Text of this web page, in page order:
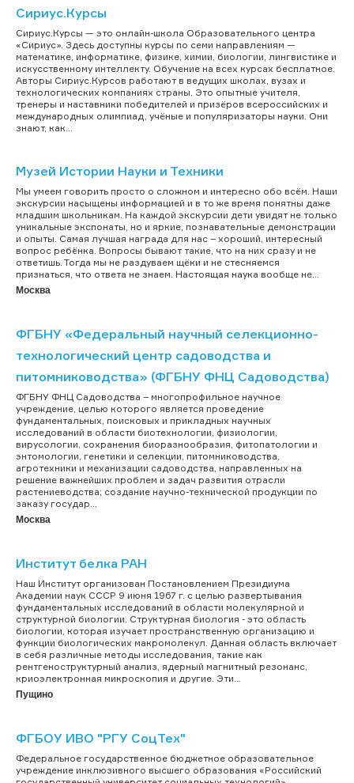
Сириус.Курсы
Сириус.Курсы — это онлайн-школа Образовательного центра
«Сириус». Здесь доступны курсы по семи направлениям —
математике, информатике, физике, химии, биологии, лингвистике и
искусственному интеллекту. Обучение на всех курсах бесплатное.
Авторы Сириус.Курсов работают в ведущих школах, вузах и
технологических компаниях страны. Это опытные учителя,
тренеры и наставники победителей и призёров всероссийских и
международных олимпиад, учёные и популяризаторы науки. Они
знают, как...
Музей Истории Науки и Техники
Мы умеем говорить просто о сложном и интересно обо всём. Наши
экскурсии насыщены информацией и в то же время понятны даже
младшим школьникам. На каждой экскурсии дети увидят не только
уникальные экспонаты, но и яркие, познавательные демонстрации
и опыты. Самая лучшая награда для нас – хороший, интересный
вопрос ребёнка. Вопросы бывают такие, что на них сразу и не
ответишь. Тогда мы не раздуваем щёки и не стесняемся
признаться, что ответа не знаем. Настоящая наука вообще не...
Москва
ФГБНУ «Федеральный научный селекционно-
технологический центр садоводства и
питомниководства» (ФГБНУ ФНЦ Садоводства)
ФГБНУ ФНЦ Садоводства – многопрофильное научное
учреждение, целью которого является проведение
фундаментальных, поисковых и прикладных научных
исследований в области биотехнологии, физиологии,
вирусологии, сохранения биоразнообразия, фитопатологии и
энтомологии, генетики и селекции, питомниководства,
агротехники и механизации садоводства, направленных на
решение важнейших проблем и задач развития отрасли
растениеводства; создание научно-технической продукции по
заказу государ...
Москва
Институт белка РАН
Наш Институт организован Постановлением Президиума
Академии наук СССР 9 июня 1967 г. с целью развертывания
фундаментальных исследований в области молекулярной и
структурной биологии. Структурная биология - это область
биологии, которая изучает пространственную организацию и
функции биологических макромолекул. Данная область включает
в себя различные методы исследования, такие как
рентгеноструктурный анализ, ядерный магнитный резонанс,
криоэлектронная микроскопия и другие. Эти...
Пущино
ФГБОУ ИВО "РГУ СоцТех"
Федеральное государственное бюджетное образовательное
учреждение инклюзивного высшего образования «Российский